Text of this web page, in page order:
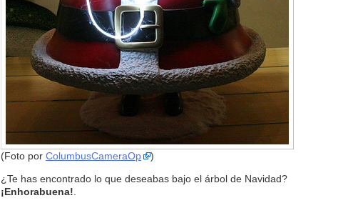
(Foto por ColumbusCameraOp
)
¿Te has encontrado lo que deseabas bajo el árbol de Navidad?
¡Enhorabuena!